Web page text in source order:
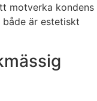
motverka kondens
är estetiskt